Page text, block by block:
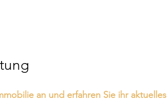
an und erfahren Sie ihr aktuelles